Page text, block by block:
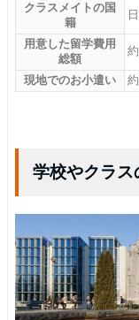
クラスメイトの国
籍
用意した留学費用
総額
現地でのお小遣い
学校やクラス